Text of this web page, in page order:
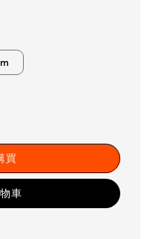
買
車